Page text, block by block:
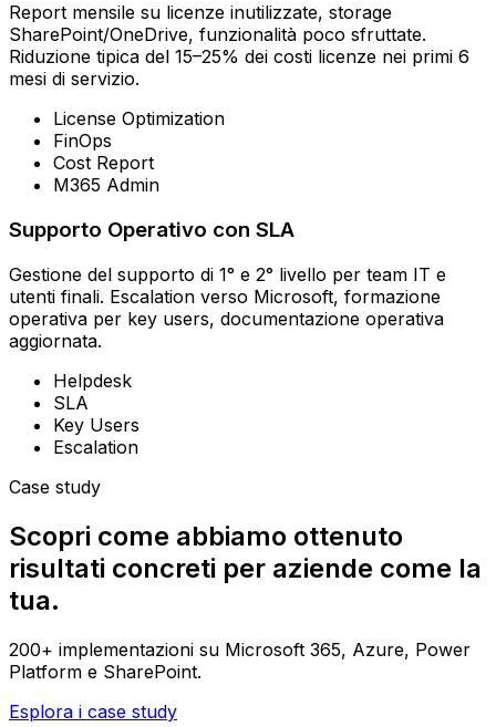
Report mensile su licenze inutilizzate, storage
SharePoint/OneDrive, funzionalità poco sfruttate.
Riduzione tipica del 15–25% dei costi licenze nei primi 6
mesi di servizio.
License Optimization
FinOps
Cost Report
M365 Admin
Supporto Operativo con SLA
Gestione del supporto di 1° e 2° livello per team IT e
utenti finali. Escalation verso Microsoft, formazione
operativa per key users, documentazione operativa
aggiornata.
Helpdesk
SLA
Key Users
Escalation
Case study
Scopri come abbiamo ottenuto
risultati concreti per aziende come la
tua.
200+ implementazioni su Microsoft 365, Azure, Power
Platform e SharePoint.
Esplora i case study